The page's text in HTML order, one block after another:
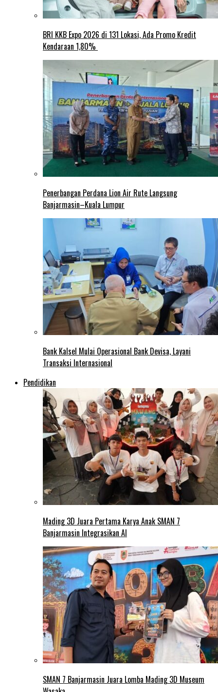
BRI KKB Expo 2026 di 131 Lokasi, Ada Promo Kredit
Kendaraan 1,80%
Penerbangan Perdana Lion Air Rute Langsung
Banjarmasin–Kuala Lumpur
Bank Kalsel Mulai Operasional Bank Devisa, Layani
Transaksi Internasional
Pendidikan
Mading 3D Juara Pertama Karya Anak SMAN 7
Banjarmasin Integrasikan AI
SMAN 7 Banjarmasin Juara Lomba Mading 3D Museum